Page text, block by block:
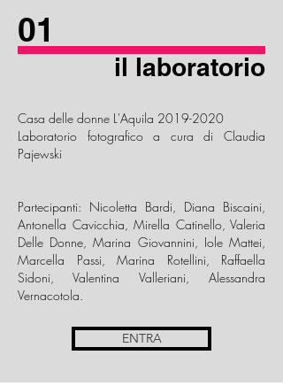
01
il laboratorio
Casa delle donne L'Aquila 2019-2020
Laboratorio fotografico a cura di Claudia
Pajewski
Partecipanti: Nicoletta Bardi, Diana Biscaini,
Antonella Cavicchia, Mirella Catinello, Valeria
Delle Donne, Marina Giovannini, Iole Mattei,
Marcella Passi, Marina Rotellini, Raffaella
Sidoni, Valentina Valleriani, Alessandra
Vernacotola.
ENTRA